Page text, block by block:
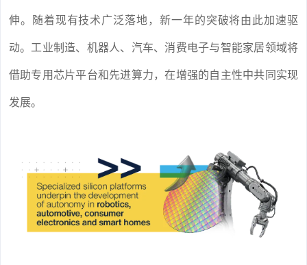
伸。随着现有技术广泛落地，新一年的突破将由此加速驱
动。工业制造、机器人、汽车、消费电子与智能家居领域将
借助专用芯片平台和先进算力，在增强的自主性中共同实现
发展。